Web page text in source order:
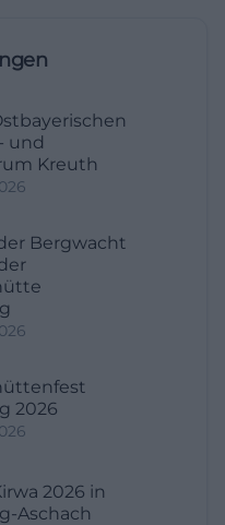
und
Kreuth
Bergwacht
2026
2026 in
Aschach